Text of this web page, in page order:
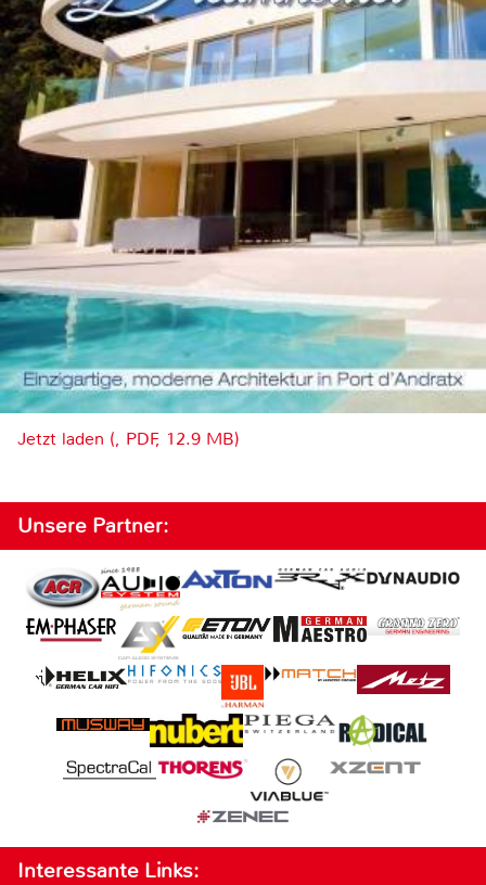
Jetzt laden (, PDF, 12.9 MB)
Unsere Partner:
Interessante Links: